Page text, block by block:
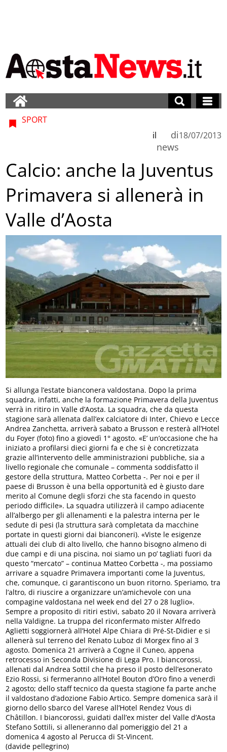
SPORT
di
news
il 18/07/2013
Calcio: anche la Juventus
Primavera si allenerà in
Valle d’Aosta
Si allunga l’estate bianconera valdostana. Dopo la prima
squadra, infatti, anche la formazione Primavera della Juventus
verrà in ritiro in Valle d’Aosta. La squadra, che da questa
stagione sarà allenata dall’ex calciatore di Inter, Chievo e Lecce
Andrea Zanchetta, arriverà sabato a Brusson e resterà all’Hotel
du Foyer (foto) fino a giovedì 1° agosto. «E’ un’occasione che ha
iniziato a profilarsi dieci giorni fa e che si è concretizzata
grazie all’intervento delle amministrazioni pubbliche, sia a
livello regionale che comunale – commenta soddisfatto il
gestore della struttura, Matteo Corbetta -. Per noi e per il
paese di Brusson è una bella opportunità ed è giusto dare
merito al Comune degli sforzi che sta facendo in questo
periodo difficile». La squadra utilizzerà il campo adiacente
all’albergo per gli allenamenti e la palestra interna per le
sedute di pesi (la struttura sarà completata da macchine
portate in questi giorni dai bianconeri). «Viste le esigenze
attuali dei club di alto livello, che hanno bisogno almeno di
due campi e di una piscina, noi siamo un po’ tagliati fuori da
questo “mercato” – continua Matteo Corbetta -, ma possiamo
arrivare a squadre Primavera importanti come la Juventus,
che, comunque, ci garantiscono un buon ritorno. Speriamo, tra
l’altro, di riuscire a organizzare un’amichevole con una
compagine valdostana nel week end del 27 o 28 luglio».
Sempre a proposito di ritiri estivi, sabato 20 il Novara arriverà
nella Valdigne. La truppa del riconfermato mister Alfredo
Aglietti soggiornerà all’Hotel Alpe Chiara di Pré-St-Didier e si
allenerà sul terreno del Renato Luboz di Morgex fino al 3
agosto. Domenica 21 arriverà a Cogne il Cuneo, appena
retrocesso in Seconda Divisione di Lega Pro. I biancorossi,
allenati dal Andrea Sottil che ha preso il posto dell’esonerato
Ezio Rossi, si fermeranno all’Hotel Bouton d’Oro fino a venerdì
2 agosto; dello staff tecnico da questa stagione fa parte anche
il valdostano d’adozione Fabio Artico. Sempre domenica sarà il
giorno dello sbarco del Varese all’Hotel Rendez Vous di
Châtillon. I biancorossi, guidati dall’ex mister del Valle d’Aosta
Stefano Sottili, si alleneranno dal pomeriggio del 21 a
domenica 4 agosto al Perucca di St-Vincent.
(davide pellegrino)